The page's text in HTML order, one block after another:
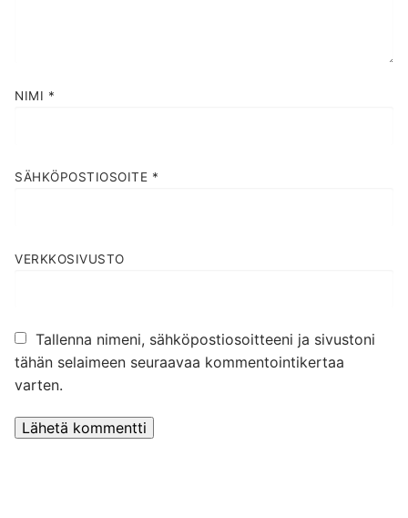
NIMI *
SÄHKÖPOSTIOSOITE *
VERKKOSIVUSTO
Tallenna nimeni, sähköpostiosoitteeni ja sivustoni
tähän selaimeen seuraavaa kommentointikertaa
varten.